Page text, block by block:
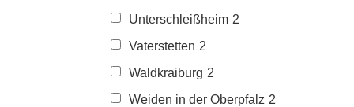
Unterschleißheim 2
Vaterstetten 2
Waldkraiburg 2
Weiden in der Oberpfalz 2